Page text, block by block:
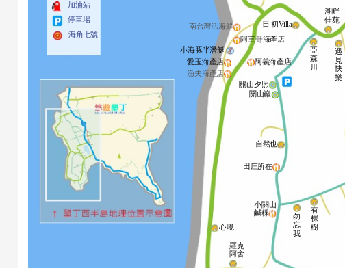
小海豚半潛艇
愛玉海產店 阿義海產店
關山夕照
關山巖
田庄所在
有
棵
樹
小關山
鹹粿
羅克
阿舍
加油站
停車場
海角七號
阿三哥海產店
勿
忘
我
心境
遇
見
快
樂
亞
森
川
南台灣活海鮮
漁夫海產店
日‧初Villa
湖畔
佳苑
自然也